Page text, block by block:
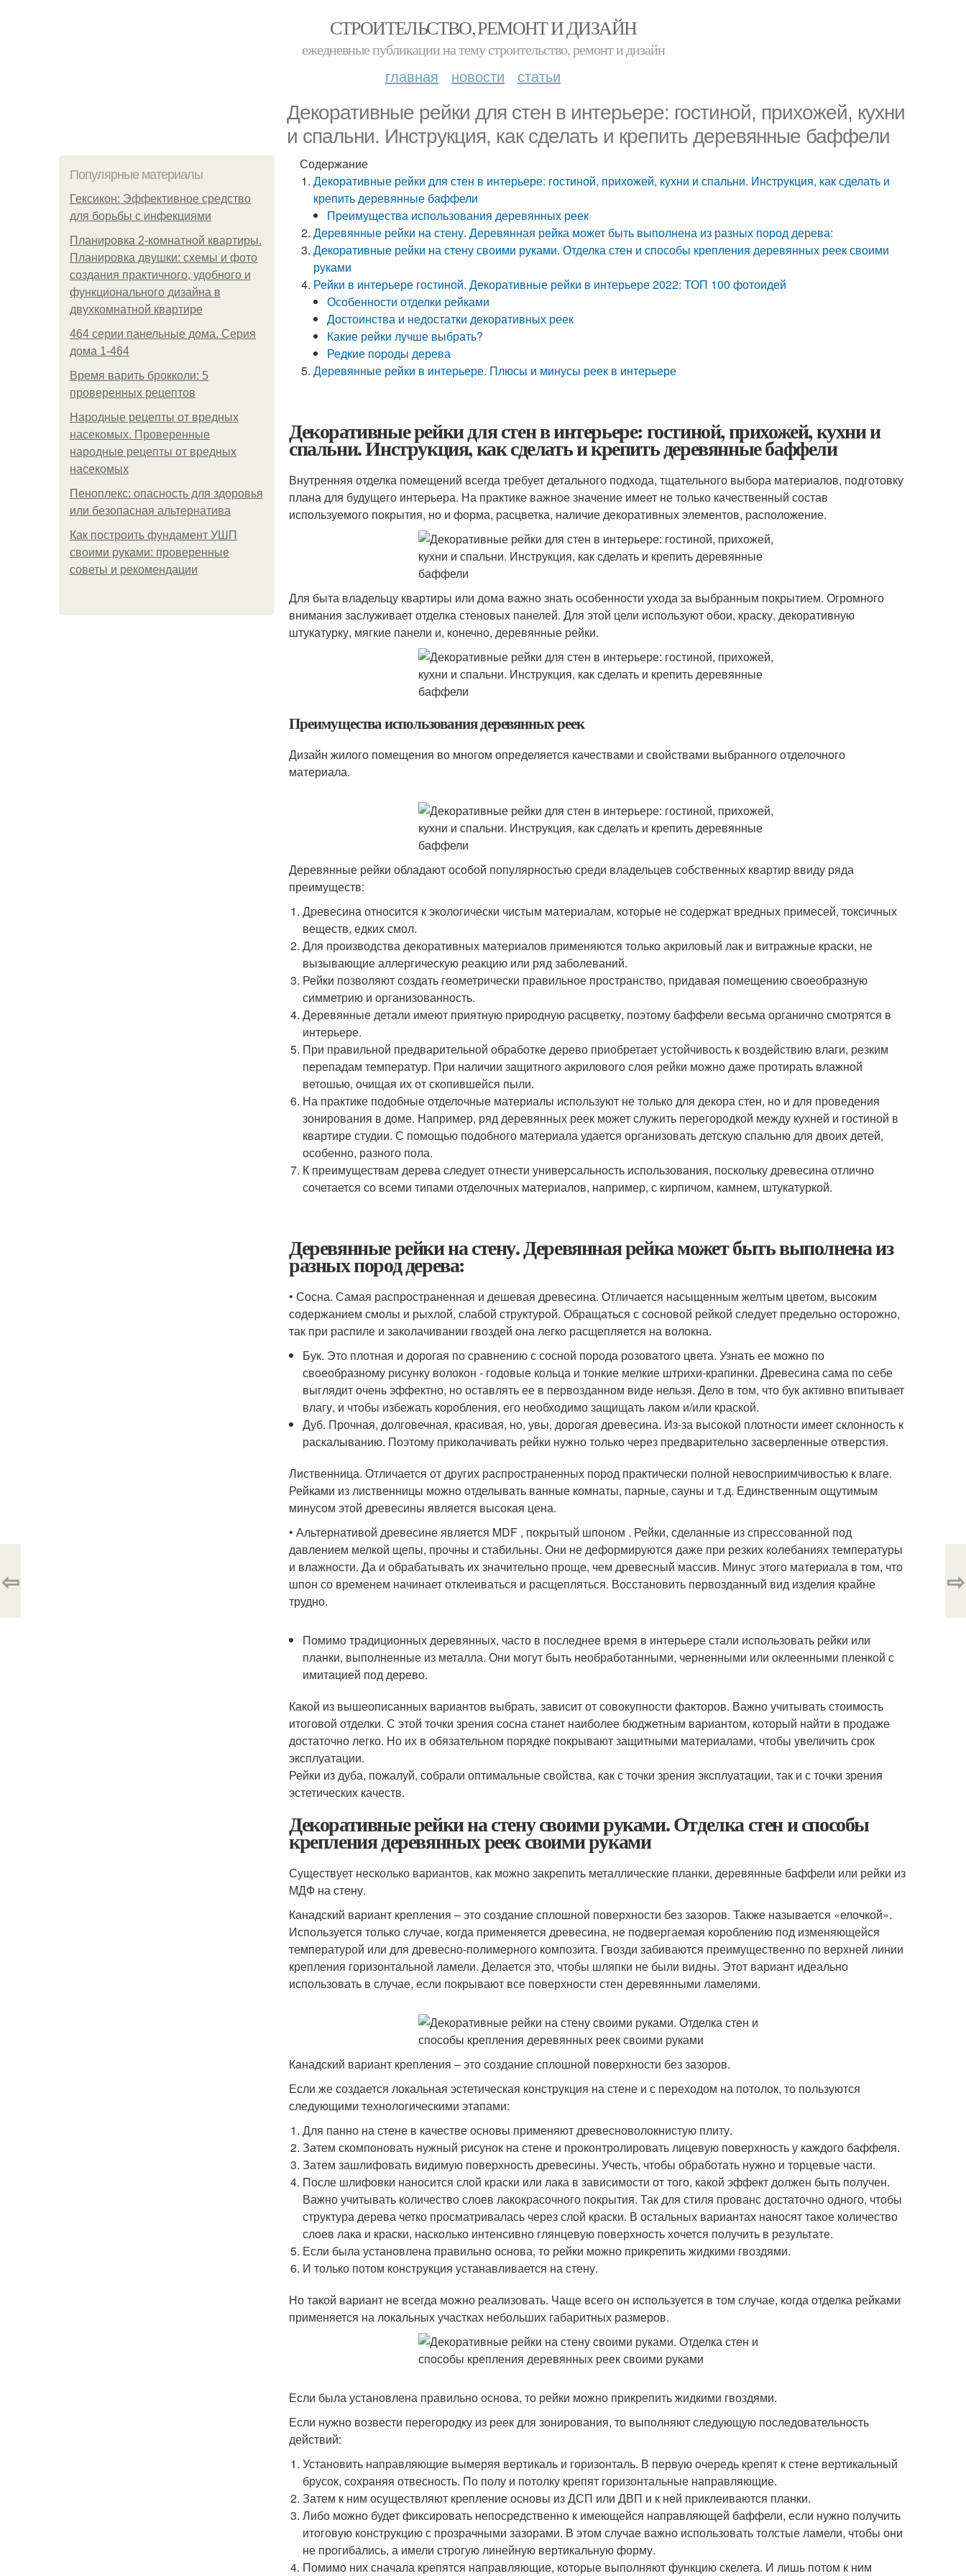
СТРОИТЕЛЬСТВО, РЕМОНТ И ДИЗАЙН
ежедневные публикации на тему строительство, ремонт и дизайн
главная новости статьи
Декоративные рейки для стен в интерьере: гостиной, прихожей, кухни
и спальни. Инструкция, как сделать и крепить деревянные баффели
Популярные материалы
Гексикон: Эффективное средство
для борьбы с инфекциями
Планировка 2-комнатной квартиры.
Планировка двушки: схемы и фото
создания практичного, удобного и
функционального дизайна в
двухкомнатной квартире
464 серии панельные дома. Серия
дома 1-464
Время варить брокколи: 5
проверенных рецептов
Народные рецепты от вредных
насекомых. Проверенные
народные рецепты от вредных
насекомых
Пеноплекс: опасность для здоровья
или безопасная альтернатива
Как построить фундамент УШП
своими руками: проверенные
советы и рекомендации
Содержание
Декоративные рейки для стен в интерьере: гостиной, прихожей, кухни и спальни. Инструкция, как сделать и
крепить деревянные баффели
Преимущества использования деревянных реек
Деревянные рейки на стену. Деревянная рейка может быть выполнена из разных пород дерева:
Декоративные рейки на стену своими руками. Отделка стен и способы крепления деревянных реек своими
руками
Рейки в интерьере гостиной. Декоративные рейки в интерьере 2022: ТОП 100 фотоидей
Особенности отделки рейками
Достоинства и недостатки декоративных реек
Какие рейки лучше выбрать?
Редкие породы дерева
Деревянные рейки в интерьере. Плюсы и минусы реек в интерьере
Декоративные рейки для стен в интерьере: гостиной, прихожей, кухни и
спальни. Инструкция, как сделать и крепить деревянные баффели
Внутренняя отделка помещений всегда требует детального подхода, тщательного выбора материалов, подготовку
плана для будущего интерьера. На практике важное значение имеет не только качественный состав
используемого покрытия, но и форма, расцветка, наличие декоративных элементов, расположение.
Для быта владельцу квартиры или дома важно знать особенности ухода за выбранным покрытием. Огромного
внимания заслуживает отделка стеновых панелей. Для этой цели используют обои, краску, декоративную
штукатурку, мягкие панели и, конечно, деревянные рейки.
Преимущества использования деревянных реек
Дизайн жилого помещения во многом определяется качествами и свойствами выбранного отделочного
материала.
Деревянные рейки обладают особой популярностью среди владельцев собственных квартир ввиду ряда
преимуществ:
Древесина относится к экологически чистым материалам, которые не содержат вредных примесей, токсичных
веществ, едких смол.
Для производства декоративных материалов применяются только акриловый лак и витражные краски, не
вызывающие аллергическую реакцию или ряд заболеваний.
Рейки позволяют создать геометрически правильное пространство, придавая помещению своеобразную
симметрию и организованность.
Деревянные детали имеют приятную природную расцветку, поэтому баффели весьма органично смотрятся в
интерьере.
При правильной предварительной обработке дерево приобретает устойчивость к воздействию влаги, резким
перепадам температур. При наличии защитного акрилового слоя рейки можно даже протирать влажной
ветошью, очищая их от скопившейся пыли.
На практике подобные отделочные материалы используют не только для декора стен, но и для проведения
зонирования в доме. Например, ряд деревянных реек может служить перегородкой между кухней и гостиной в
квартире студии. С помощью подобного материала удается организовать детскую спальню для двоих детей,
особенно, разного пола.
К преимуществам дерева следует отнести универсальность использования, поскольку древесина отлично
сочетается со всеми типами отделочных материалов, например, с кирпичом, камнем, штукатуркой.
Деревянные рейки на стену. Деревянная рейка может быть выполнена из
разных пород дерева:
• Сосна. Самая распространенная и дешевая древесина. Отличается насыщенным желтым цветом, высоким
содержанием смолы и рыхлой, слабой структурой. Обращаться с сосновой рейкой следует предельно осторожно,
так при распиле и заколачивании гвоздей она легко расщепляется на волокна.
Бук. Это плотная и дорогая по сравнению с сосной порода розоватого цвета. Узнать ее можно по
своеобразному рисунку волокон - годовые кольца и тонкие мелкие штрихи-крапинки. Древесина сама по себе
выглядит очень эффектно, но оставлять ее в первозданном виде нельзя. Дело в том, что бук активно впитывает
влагу, и чтобы избежать коробления, его необходимо защищать лаком и/или краской.
Дуб. Прочная, долговечная, красивая, но, увы, дорогая древесина. Из-за высокой плотности имеет склонность к
раскалыванию. Поэтому приколачивать рейки нужно только через предварительно засверленные отверстия.
Лиственница. Отличается от других распространенных пород практически полной невосприимчивостью к влаге.
Рейками из лиственницы можно отделывать ванные комнаты, парные, сауны и т.д. Единственным ощутимым
минусом этой древесины является высокая цена.
• Альтернативой древесине является MDF , покрытый шпоном . Рейки, сделанные из спрессованной под
давлением мелкой щепы, прочны и стабильны. Они не деформируются даже при резких колебаниях температуры
и влажности. Да и обрабатывать их значительно проще, чем древесный массив. Минус этого материала в том, что
шпон со временем начинает отклеиваться и расщепляться. Восстановить первозданный вид изделия крайне
трудно.
Помимо традиционных деревянных, часто в последнее время в интерьере стали использовать рейки или
планки, выполненные из металла. Они могут быть необработанными, черненными или оклеенными пленкой с
имитацией под дерево.
Какой из вышеописанных вариантов выбрать, зависит от совокупности факторов. Важно учитывать стоимость
итоговой отделки. С этой точки зрения сосна станет наиболее бюджетным вариантом, который найти в продаже
достаточно легко. Но их в обязательном порядке покрывают защитными материалами, чтобы увеличить срок
эксплуатации.
Рейки из дуба, пожалуй, собрали оптимальные свойства, как с точки зрения эксплуатации, так и с точки зрения
эстетических качеств.
Декоративные рейки на стену своими руками. Отделка стен и способы
крепления деревянных реек своими руками
Существует несколько вариантов, как можно закрепить металлические планки, деревянные баффели или рейки из
МДФ на стену.
Канадский вариант крепления – это создание сплошной поверхности без зазоров. Также называется «елочкой».
Используется только случае, когда применяется древесина, не подвергаемая короблению под изменяющейся
температурой или для древесно-полимерного композита. Гвозди забиваются преимущественно по верхней линии
крепления горизонтальной ламели. Делается это, чтобы шляпки не были видны. Этот вариант идеально
использовать в случае, если покрывают все поверхности стен деревянными ламелями.
Канадский вариант крепления – это создание сплошной поверхности без зазоров.
Если же создается локальная эстетическая конструкция на стене и с переходом на потолок, то пользуются
следующими технологическими этапами:
Для панно на стене в качестве основы применяют древесноволокнистую плиту.
Затем скомпоновать нужный рисунок на стене и проконтролировать лицевую поверхность у каждого баффеля.
Затем зашлифовать видимую поверхность древесины. Учесть, чтобы обработать нужно и торцевые части.
После шлифовки наносится слой краски или лака в зависимости от того, какой эффект должен быть получен.
Важно учитывать количество слоев лакокрасочного покрытия. Так для стиля прованс достаточно одного, чтобы
структура дерева четко просматривалась через слой краски. В остальных вариантах наносят такое количество
слоев лака и краски, насколько интенсивно глянцевую поверхность хочется получить в результате.
Если была установлена правильно основа, то рейки можно прикрепить жидкими гвоздями.
И только потом конструкция устанавливается на стену.
Но такой вариант не всегда можно реализовать. Чаще всего он используется в том случае, когда отделка рейками
применяется на локальных участках небольших габаритных размеров.
Если была установлена правильно основа, то рейки можно прикрепить жидкими гвоздями.
Если нужно возвести перегородку из реек для зонирования, то выполняют следующую последовательность
действий:
Установить направляющие вымеряя вертикаль и горизонталь. В первую очередь крепят к стене вертикальный
брусок, сохраняя отвесность. По полу и потолку крепят горизонтальные направляющие.
Затем к ним осуществляют крепление основы из ДСП или ДВП и к ней приклеиваются планки.
Либо можно будет фиксировать непосредственно к имеющейся направляющей баффели, если нужно получить
итоговую конструкцию с прозрачными зазорами. В этом случае важно использовать толстые ламели, чтобы они
не прогибались, а имели строгую линейную вертикальную форму.
Помимо них сначала крепятся направляющие, которые выполняют функцию скелета. И лишь потом к ним
⇦ ⇨